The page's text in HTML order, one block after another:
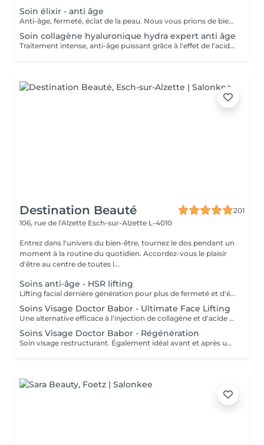
Soin élixir - anti âge
Anti-âge, fermeté, éclat de la peau. Nous vous prions de bien vouloir respecter votre rendez-vous. En prenant rendez-vous, vous occupez une place, dont une autre personne aurait éventuellement besoin. Tout rendez-vous non annulé 24h en avance, est susceptible d'être facturé. (Si vous ne pouvez pas vous présenter à votre RDV, proposez-le éventuellement à un proche ou à un ami) Toute l'équipe de Aromas Institut vous remercie pour votre respect et votre compréhension.
Soin collagène hyaluronique hydra expert anti âge
Traitement intense, anti-âge puissant grâce à l'effet de l'acide hyaluronique. Repulpe les ridules, apporte de l'éclat au teint, la peau parait plus lisse. Nous vous prions de bien vouloir respecter votre rendez-vous. En prenant rendez-vous, vous occupez une place, dont une autre personne aurait éventuellement besoin. Tout rendez-vous non annulé 24h en avance, est susceptible d'être facturé. (Si vous ne pouvez pas vous présenter à votre RDV, proposez-le éventuellement à un proche ou à un ami) Toute l'équipe de Aromas Institut vous remercie pour votre respect et votre compréhension.
Destination Beauté
201
106, rue de l'Alzette Esch-sur-Alzette L-4010
Entrez dans l'univers du bien-être, tournez le dos pendant un
moment à la routine du quotidien. Accordez-vous le plaisir
d'être au centre de toutes l...
Soins anti-âge - HSR lifting
Lifting facial dernière génération pour plus de fermeté et d'élasticité. Aux choix stimulant et vivifiant ou relaxant et cocooning.
Soins Visage Doctor Babor - Ultimate Face Lifting
Une alternative efficace à l'injection de collagène et d'acide hyaluronique !
Soins Visage Doctor Babor - Régénération
Soin visage restructurant. Également idéal avant et après une intervention chirurgicale esthétique.